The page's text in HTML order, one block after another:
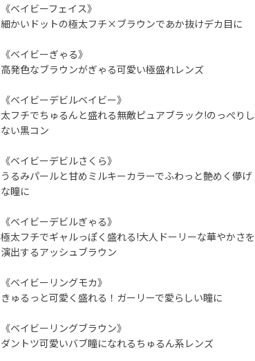
《ベイビーフェイス》
細かいドットの極太フチ×ブラウンであか抜けデカ目に
《ベイビーぎゃる》
高発色なブラウンがぎゃる可愛い極盛れレンズ
《ベイビーデビルベイビー》
太フチでちゅるんと盛れる無敵ピュアブラック!のっぺりし
ない黒コン
《ベイビーデビルさくら》
うるみパールと甘めミルキーカラーでふわっと艶めく儚げ
な瞳に
《ベイビーデビルぎゃる》
極太フチでギャルっぽく盛れる!大人ドーリーな華やかさを
演出するアッシュブラウン
《ベイビーリングモカ》
きゅるっと可愛く盛れる！ガーリーで愛らしい瞳に
《ベイビーリングブラウン》
ダントツ可愛いバブ瞳になれるちゅるん系レンズ